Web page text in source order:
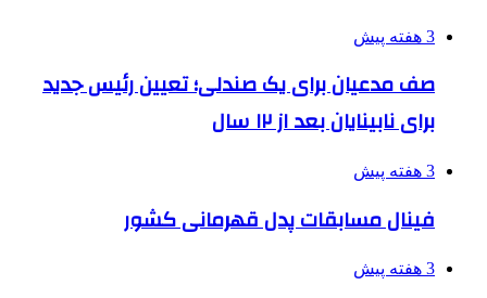
3 هفته پیش
صف مدعیان برای یک صندلی؛ تعیین رئیس جدید
برای نابینایان بعد از ۱۲ سال
3 هفته پیش
فینال مسابقات پدل قهرمانی کشور
3 هفته پیش